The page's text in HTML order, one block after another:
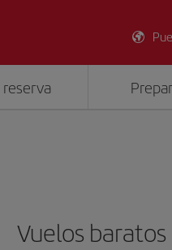
Vuelos